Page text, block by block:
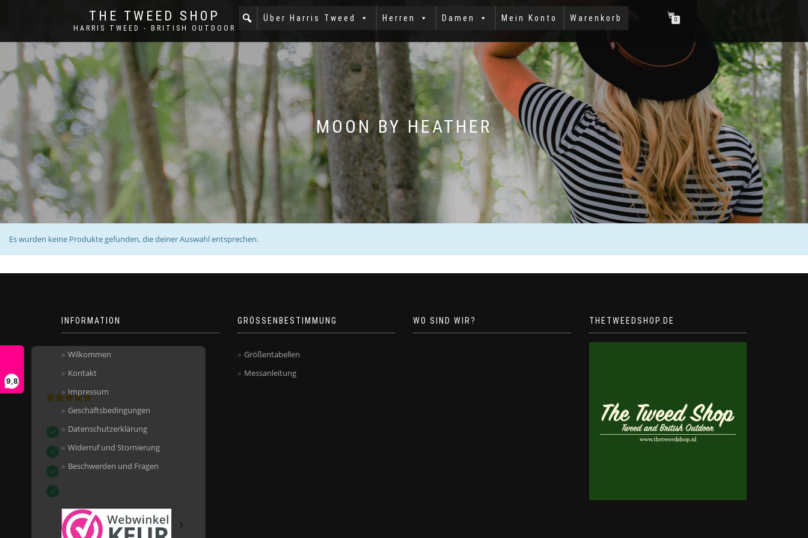
9,8
THE TWEED SHOP
HARRIS TWEED - BRITISH OUTDOOR
Über Harris Tweed Herren Damen Mein Konto Warenkorb 0
MOON BY HEATHER
Es wurden keine Produkte gefunden, die deiner Auswahl entsprechen.
INFORMATION
Wilkommen
Kontakt
Impressum
Geschäftsbedingungen
Datenschutzerklärung
Widerruf und Stornierung
Beschwerden und Fragen
GRÖSSENBESTIMMUNG
Größentabellen
Messanleitung
WO SIND WIR? THETWEEDSHOP.DE